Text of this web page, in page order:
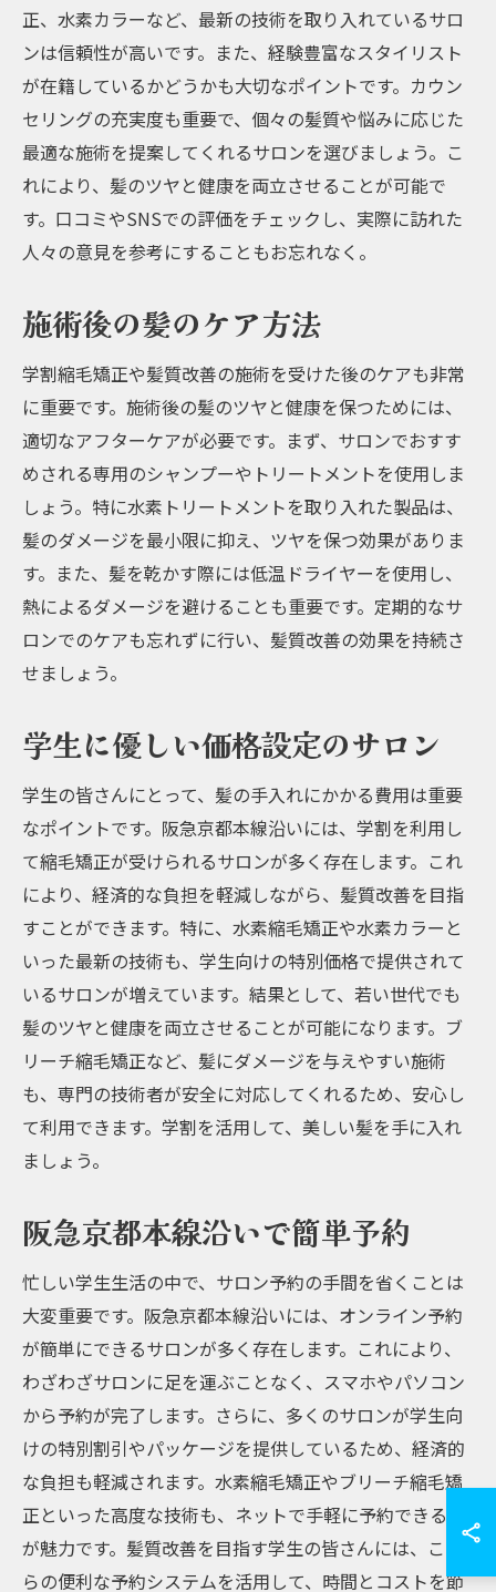
正、水素カラーなど、最新の技術を取り入れているサロ
ンは信頼性が高いです。また、経験豊富なスタイリスト
が在籍しているかどうかも大切なポイントです。カウン
セリングの充実度も重要で、個々の髪質や悩みに応じた
最適な施術を提案してくれるサロンを選びましょう。こ
れにより、髪のツヤと健康を両立させることが可能で
す。口コミやSNSでの評価をチェックし、実際に訪れた
人々の意見を参考にすることもお忘れなく。
施術後の髪のケア方法
学割縮毛矯正や髪質改善の施術を受けた後のケアも非常
に重要です。施術後の髪のツヤと健康を保つためには、
適切なアフターケアが必要です。まず、サロンでおすす
めされる専用のシャンプーやトリートメントを使用しま
しょう。特に水素トリートメントを取り入れた製品は、
髪のダメージを最小限に抑え、ツヤを保つ効果がありま
す。また、髪を乾かす際には低温ドライヤーを使用し、
熱によるダメージを避けることも重要です。定期的なサ
ロンでのケアも忘れずに行い、髪質改善の効果を持続さ
せましょう。
学生に優しい価格設定のサロン
学生の皆さんにとって、髪の手入れにかかる費用は重要
なポイントです。阪急京都本線沿いには、学割を利用し
て縮毛矯正が受けられるサロンが多く存在します。これ
により、経済的な負担を軽減しながら、髪質改善を目指
すことができます。特に、水素縮毛矯正や水素カラーと
いった最新の技術も、学生向けの特別価格で提供されて
いるサロンが増えています。結果として、若い世代でも
髪のツヤと健康を両立させることが可能になります。ブ
リーチ縮毛矯正など、髪にダメージを与えやすい施術
も、専門の技術者が安全に対応してくれるため、安心し
て利用できます。学割を活用して、美しい髪を手に入れ
ましょう。
阪急京都本線沿いで簡単予約
忙しい学生生活の中で、サロン予約の手間を省くことは
大変重要です。阪急京都本線沿いには、オンライン予約
が簡単にできるサロンが多く存在します。これにより、
わざわざサロンに足を運ぶことなく、スマホやパソコン
から予約が完了します。さらに、多くのサロンが学生向
けの特別割引やパッケージを提供しているため、経済的
な負担も軽減されます。水素縮毛矯正やブリーチ縮毛矯
正といった高度な技術も、ネットで手軽に予約できるの
が魅力です。髪質改善を目指す学生の皆さんには、これ
らの便利な予約システムを活用して、時間とコストを節